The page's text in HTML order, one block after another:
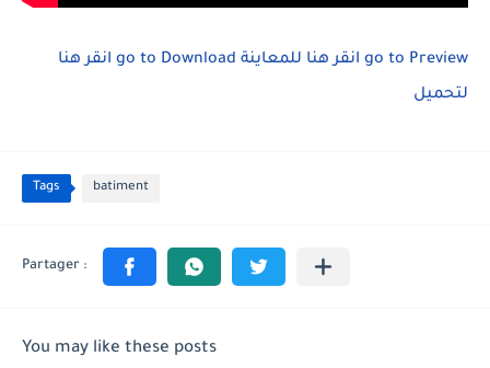
go to Preview انقر هنا للمعاينة go to Download انقر هنا
لتحميل
Tags batiment
You may like these posts